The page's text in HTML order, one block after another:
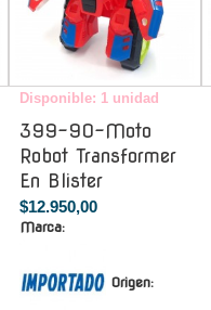
Disponible: 1 unidad
399-90-Moto
Robot Transformer
En Blister
$12.950,00
Marca:
Origen: